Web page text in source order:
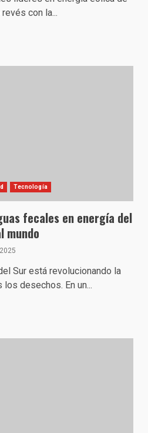
con la...
Tecnología
fecales en energía del
mundo
Sur está revolucionando la
desechos. En un...